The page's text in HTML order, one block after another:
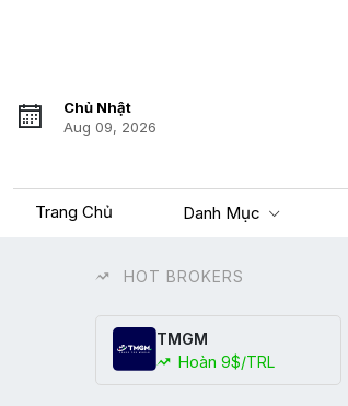
Chủ Nhật
Aug 09, 2026
Trang Chủ Danh Mục
HOT BROKERS
TMGM
Hoàn 9$/TRL